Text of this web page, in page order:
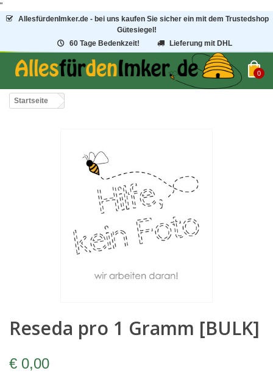
"
AllesfürdenImker.de - bei uns kaufen Sie sicher ein mit dem Trustedshop
Gütesiegel!
60 Tage Bedenkzeit!
Lieferung mit DHL
0
Startseite
Reseda pro 1 Gramm [BULK]
€ 0,00